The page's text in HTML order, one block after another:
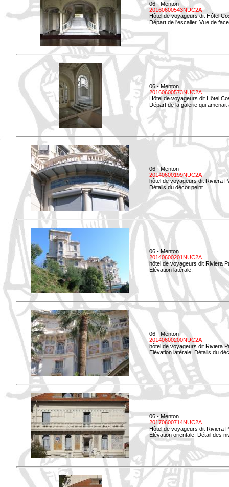
06 - Menton
20160600543NUC2A
Hôtel de voyageurs dit Hôtel
Départ de l'escalier. Vue de
06 - Menton
20160600573NUC2A
Hôtel de voyageurs dit Hôtel
Départ de la galerie qui
06 - Menton
20140600199NUC2A
hôtel de voyageurs dit Riviera
Détails du décor peint.
06 - Menton
20140600201NUC2A
hôtel de voyageurs dit Riviera
Elévation latérale.
06 - Menton
20140600200NUC2A
hôtel de voyageurs dit Riviera
Elévation latérale. Détails du
06 - Menton
20170600714NUC2A
Hôtel de voyageurs dit Riviera
Elévation orientale. Détail des